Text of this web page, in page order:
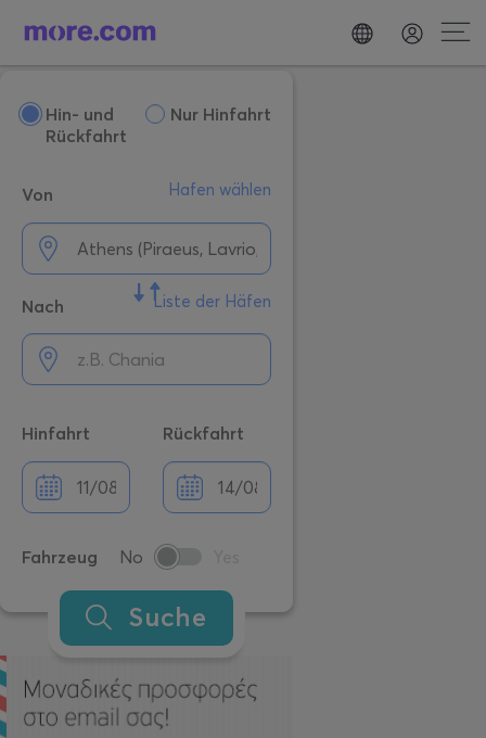
Hin- und
Rückfahrt
Nur Hinfahrt
Von Hafen wählen
Nach Liste der Häfen
Hinfahrt Rückfahrt
Fahrzeug No
Suche